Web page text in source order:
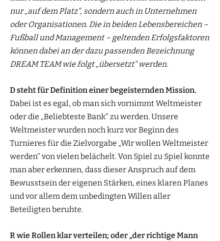
nur „auf dem Platz“, sondern auch in Unternehmen
oder Organisationen. Die in beiden Lebensbereichen –
Fußball und Management – geltenden Erfolgsfaktoren
können dabei an der dazu passenden Bezeichnung
DREAM TEAM wie folgt „übersetzt“ werden.
D steht für Definition einer begeisternden Mission.
Dabei ist es egal, ob man sich vornimmt Weltmeister
oder die „Beliebteste Bank“ zu werden. Unsere
Weltmeister wurden noch kurz vor Beginn des
Turnieres für die Zielvorgabe „Wir wollen Weltmeister
werden“ von vielen belächelt. Von Spiel zu Spiel konnte
man aber erkennen, dass dieser Anspruch auf dem
Bewusstsein der eigenen Stärken, eines klaren Planes
und vor allem dem unbedingten Willen aller
Beteiligten beruhte.
R wie Rollen klar verteilen; oder „der richtige Mann